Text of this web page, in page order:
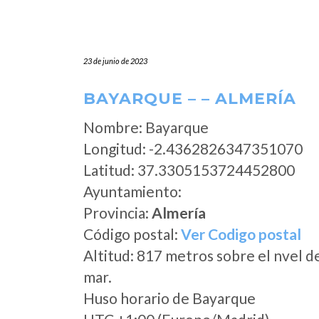
23 de junio de 2023
BAYARQUE – – ALMERÍA
Nombre: Bayarque
Longitud: -2.4362826347351070
Latitud: 37.3305153724452800
Ayuntamiento:
Provincia: Almería
Código postal: Ver Codigo postal
Altitud: 817 metros sobre el nvel
mar.
Huso horario de Bayarque